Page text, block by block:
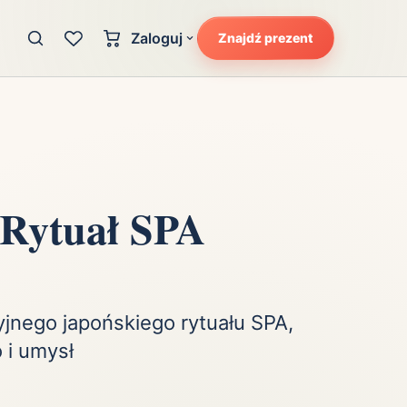
Lans i błysk reflektorów
Zaloguj Znajdź prezent
SPA
japońskiego rytuału SPA,
umysł